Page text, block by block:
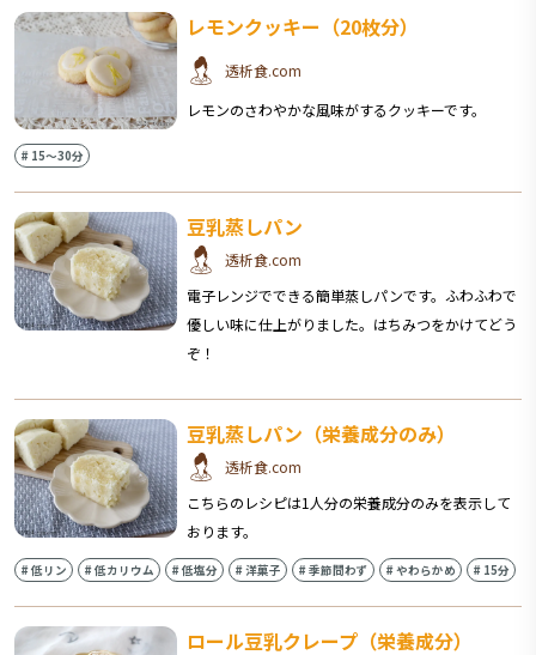
レモンクッキー（20枚分）
透析食.com
レモンのさわやかな風味がするクッキーです。
# 15〜30分
豆乳蒸しパン
透析食.com
電子レンジでできる簡単蒸しパンです。ふわふわで
優しい味に仕上がりました。はちみつをかけてどう
ぞ！
豆乳蒸しパン（栄養成分のみ）
透析食.com
こちらのレシピは1人分の栄養成分のみを表示して
おります。
#低リン #低カリウム #低塩分 #洋菓子 #季節問わず #やわらかめ # 15分
ロール豆乳クレープ（栄養成分）